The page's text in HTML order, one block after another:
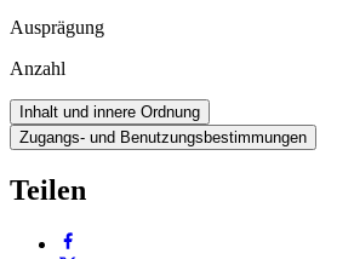
Ausprägung
Anzahl
Inhalt und innere Ordnung
Zugangs- und Benutzungsbestimmungen
Teilen